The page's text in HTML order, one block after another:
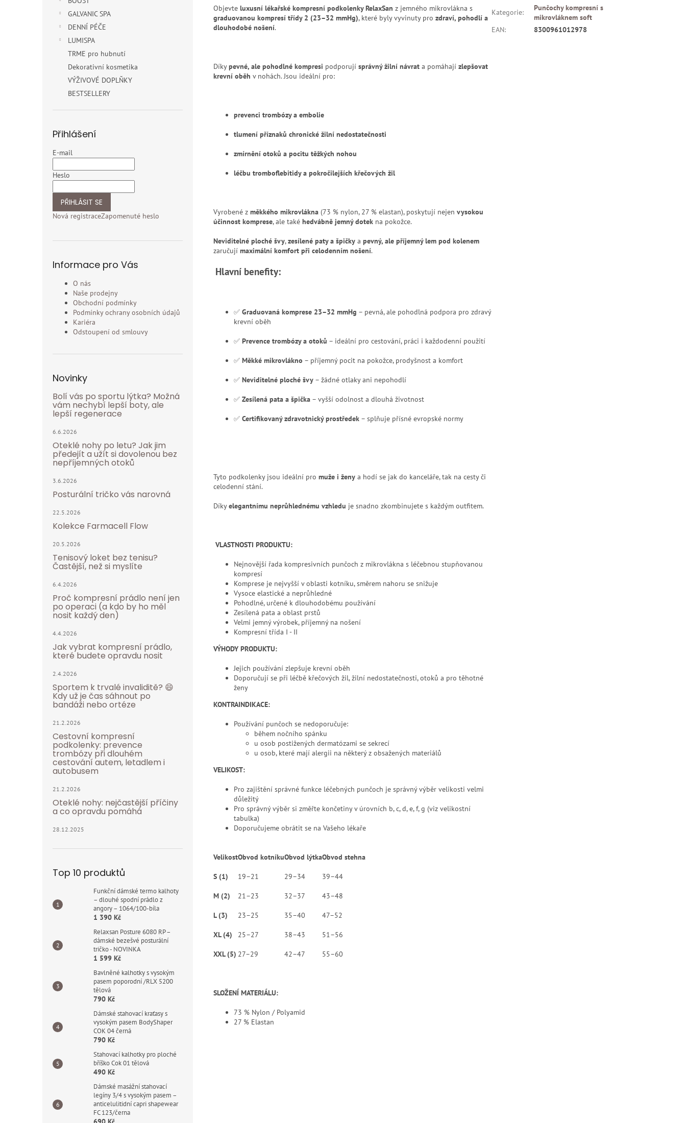
GALVANIC SPA
DENNÍ PÉČE
LUMISPA
TRME pro hubnutí
Dekorativní kosmetika
VÝŽIVOVÉ DOPLŇKY
BESTSELLERY
Přihlášení
E-mail
Heslo
PŘIHLÁSIT SE
Nová registraceZapomenuté heslo
Informace pro Vás
O nás
Naše prodejny
Obchodní podmínky
Podmínky ochrany osobních údajů
Kariéra
Odstoupení od smlouvy
Novinky
Bolí vás po sportu lýtka? Možná
vám nechybí lepší boty, ale
lepší regenerace
6.6.2026
Oteklé nohy po letu? Jak jim
předejít a užít si dovolenou bez
nepříjemných otoků
3.6.2026
Posturální tričko vás narovná
22.5.2026
Kolekce Farmacell Flow
20.5.2026
Tenisový loket bez tenisu?
Častější, než si myslíte
6.4.2026
Proč kompresní prádlo není jen
po operaci (a kdo by ho měl
nosit každý den)
4.4.2026
Jak vybrat kompresní prádlo,
které budete opravdu nosit
2.4.2026
Sportem k trvalé invaliditě? 😄
Kdy už je čas sáhnout po
bandáži nebo ortéze
21.2.2026
Cestovní kompresní
podkolenky: prevence
trombózy při dlouhém
cestování autem, letadlem i
autobusem
21.2.2026
Oteklé nohy: nejčastější příčiny
a co opravdu pomáhá
28.12.2025
Top 10 produktů
Funkční dámské termo kalhoty
– dlouhé spodní prádlo z
angory – 1064/100-bíla
1 390 Kč
Relaxsan Posture 6080 RP –
dámské bezešvé posturální
tričko - NOVINKA
1 599 Kč
Bavlněné kalhotky s vysokým
pasem poporodní /RLX 5200
tělová
790 Kč
Dámské stahovací kraťasy s
vysokým pasem BodyShaper
COK 04 černá
790 Kč
Stahovací kalhotky pro ploché
bříško Cok 01 tělová
490 Kč
Dámské masážní stahovací
legíny 3/4 s vysokým pasem –
anticelulitidní capri shapewear
FC 123/černa
Objevte luxusní lékařské kompresní podkolenky RelaxSan z jemného mikrovlákna s
graduovanou kompresí třídy 2 (23–32 mmHg), které byly vyvinuty pro zdraví, pohodlí a
dlouhodobé nošení.
Díkypevné, ale pohodlné kompresi podporují správný žilní návrat a pomáhají zlepšovat
krevní oběh v nohách. Jsou ideální pro:
prevenci trombózy a embolie
tlumení příznaků chronické žilní nedostatečnosti
zmírnění otoků a pocitu těžkých nohou
léčbu tromboflebitidy a pokročilejších křečových žil
Vyrobené z měkkého mikrovlákna (73 % nylon, 27 % elastan), poskytují nejen vysokou
účinnost komprese, ale také hedvábně jemný dotek na pokožce.
Neviditelné ploché švy,zesílené paty a špičky a pevný, ale příjemný lem pod kolenem
zaručují maximální komfort při celodenním nošení.
Hlavní benefity:
✅ Graduovaná komprese 23–32 mmHg – pevná, ale pohodlná podpora pro zdravý
krevní oběh
✅ Prevence trombózy a otoků – ideální pro cestování, práci i každodenní použití
✅ Měkké mikrovlákno – příjemný pocit na pokožce, prodyšnost a komfort
✅ Neviditelné ploché švy – žádné otlaky ani nepohodlí
✅ Zesílená pata a špička – vyšší odolnost a dlouhá životnost
✅ Certifikovaný zdravotnický prostředek – splňuje přísné evropské normy
Tyto podkolenky jsou ideální pro muže i ženy a hodí se jak do kanceláře, tak na cesty či
celodenní stání.
Díkyelegantnímu neprůhlednému vzhledu je snadno zkombinujete s každým outfitem.
VLASTNOSTI PRODUKTU:
Nejnovější řada kompresivních punčoch z mikrovlákna s léčebnou stupňovanou
kompresí
Komprese je nejvyšší v oblasti kotníku, směrem nahoru se snižuje
Vysoce elastické a neprůhledné
Pohodlné, určené k dlouhodobému používání
Zesílená pata a oblast prstů
Velmi jemný výrobek, příjemný na nošení
Kompresní třída I - II
VÝHODY PRODUKTU:
Jejich používání zlepšuje krevní oběh
Doporučují se při léčbě křečových žil, žilní nedostatečnosti, otoků a pro těhotné
ženy
KONTRAINDIKACE:
Používání punčoch se nedoporučuje:
během nočního spánku
u osob postižených dermatózami se sekrecí
u osob, které mají alergii na některý z obsažených materiálů
VELIKOST:
Pro zajištění správné funkce léčebných punčoch je správný výběr velikosti velmi
důležitý
Pro správný výběr si změřte končetiny v úrovních b, c, d, e, f, g (viz velikostní
tabulka)
Doporučujeme obrátit se na Vašeho lékaře
VelikostObvod kotníkuObvod lýtkaObvod stehna
S (1) 19–21 29–34 39–44
M (2) 21–23 32–37 43–48
L (3) 23–25 35–40 47–52
XL (4) 25–27 38–43 51–56
XXL (5) 27–29 42–47 55–60
SLOŽENÍ MATERIÁLU:
73 % Nylon / Polyamid
27 % Elastan
Kategorie:
Punčochy kompresní s
mikrovláknem soft
EAN: 8300961012978